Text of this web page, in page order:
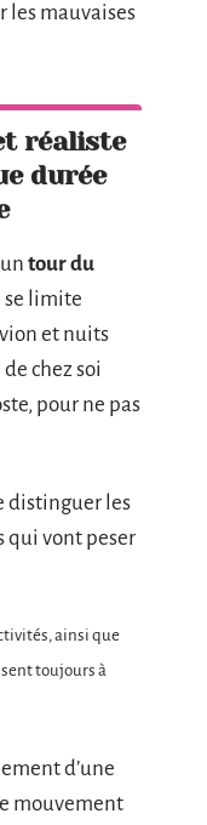
les mauvaises
réaliste
durée
tour du
se limite
et nuits
chez soi
pour ne pas
distinguer les
qui vont peser
ainsi que
toujours à
d’une
mouvement